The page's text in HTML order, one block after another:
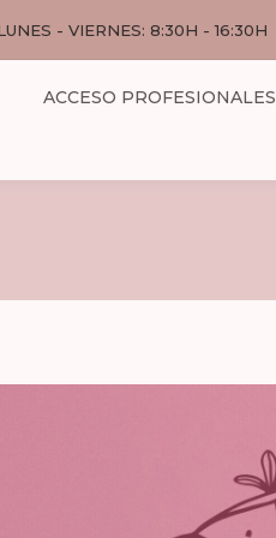
- VIERNES: 8:30H - 16:30H
ACCESO PROFESIONALES